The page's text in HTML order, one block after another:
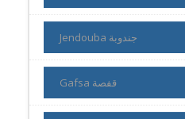
Jendouba جندوبة
Gafsa قفصة